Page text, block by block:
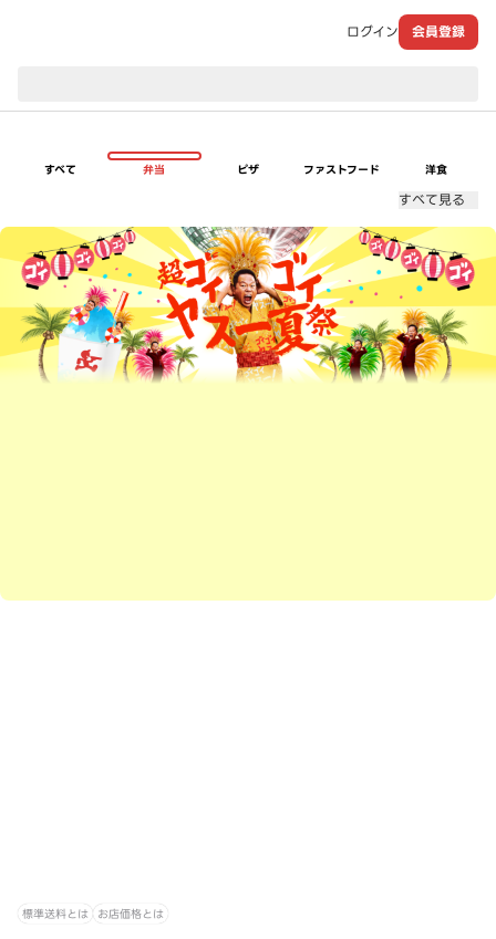
ログイン 会員登録
すべて 弁当 ピザ ファストフード 洋食
すべて見る
超ゴイゴイヤスー夏祭
標準送料とは お店価格とは